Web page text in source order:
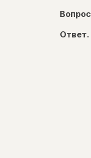
Вопрос
Ответ.